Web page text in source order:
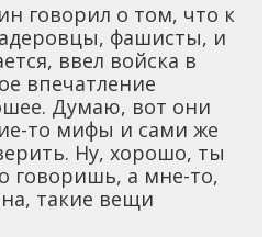
говорил о том, что к
фашисты, и
ввел войска в
впечатление
Думаю, вот они
то мифы и сами же
Ну, хорошо, ты
говоришь, а мне-то,
такие вещи